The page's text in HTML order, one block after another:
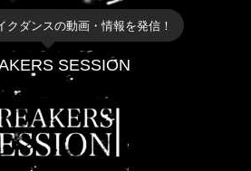
クダンスの動画・情報を発信！
SESSION